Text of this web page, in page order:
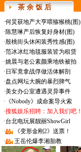
茶 余 饭 后
·何炅获地产大亨喂猕猴桃(图)
·陈慧琳产后恢复好身材(图)
·殷桃街头休闲装秀性感(图)
·范冰冰红地毯服装皆为租赁
·姚晨与老公素颜乘地铁被拍
· 日军竟拿战俘做活体解剖
·盘点网坛大腕的暴烈脾气
·美女办公室遭遇灵异事件
· 《Nobody》成命案导火索
·搜狐娱乐招聘：加入我们吧！
·台北电玩展靓丽ShowGirl
·
《变形金刚2》送票！
·
王岳伦爆李湘胎教